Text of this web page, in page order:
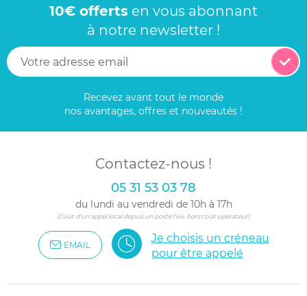
10€ offerts en vous abonnant
à notre newsletter !
Recevez avant tout le monde
nos avantages, offres et nouveautés !
Contactez-nous !
05 31 53 03 78
du lundi au vendredi de 10h à 17h
(Coût d'un appel local depuis un poste fixe, hors coût opérateur)
EMAIL
Je choisis un créneau
pour être appelé